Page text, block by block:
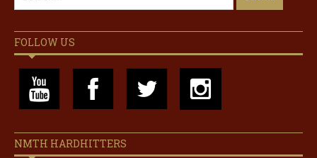
FOLLOW US
NMTH HARDHITTERS